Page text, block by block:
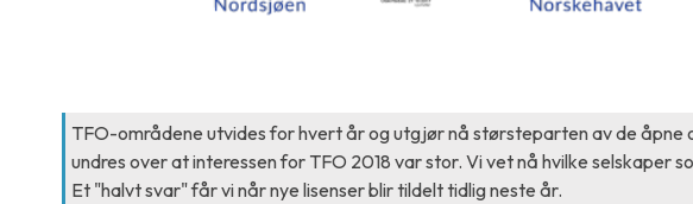
TFO-områdene utvides for hvert år og utgjør nå størsteparten av de åpne
undres over at interessen for TFO 2018 var stor. Vi vet nå hvilke selskaper
Et "halvt svar" får vi når nye lisenser blir tildelt tidlig neste år.